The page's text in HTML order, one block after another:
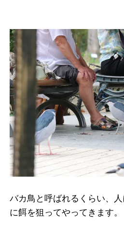
バカ鳥と呼ばれるくらい、
に餌を狙ってやってきます。